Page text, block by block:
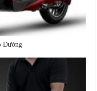
Đường